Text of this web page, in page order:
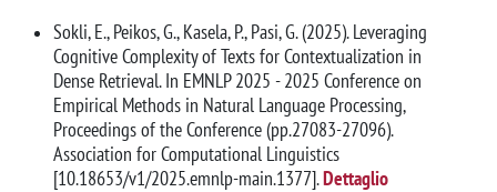
Sokli, E., Peikos, G., Kasela, P., Pasi, G. (2025). Leveraging
Cognitive Complexity of Texts for Contextualization in
Dense Retrieval. In EMNLP 2025 - 2025 Conference on
Empirical Methods in Natural Language Processing,
Proceedings of the Conference (pp.27083-27096).
Association for Computational Linguistics
[10.18653/v1/2025.emnlp-main.1377].Dettaglio